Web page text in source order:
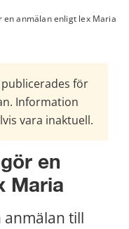
en anmälan enligt lex Maria
för
Information
vara inaktuell.
en
Maria
anmälan till